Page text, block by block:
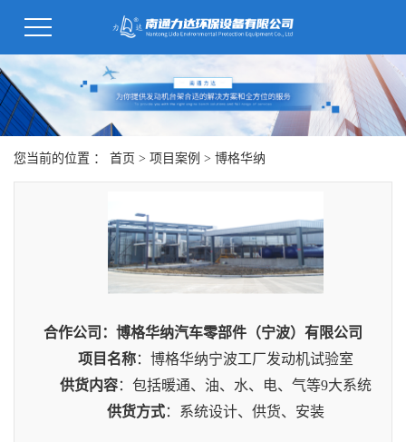
您当前的位置 ： 首页 > 项目案例 > 博格华纳
合作公司 ：博格华纳汽车零部件（宁波）有限公司
项目名称： 博格华纳宁波工厂发动机试验室
供货内容： 包括暖通、油、水、电、气等9大系统
供货方式： 系统设计、供货、安装